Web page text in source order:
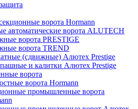
ворота Hormann
автоматические ворота ALUTECH
ворота PRESTIGE
ворота TREND
(сдвижные) Алютех Prestige
и калитки Алютех Prestige
ворота
ворота Hormann
промышленные ворота